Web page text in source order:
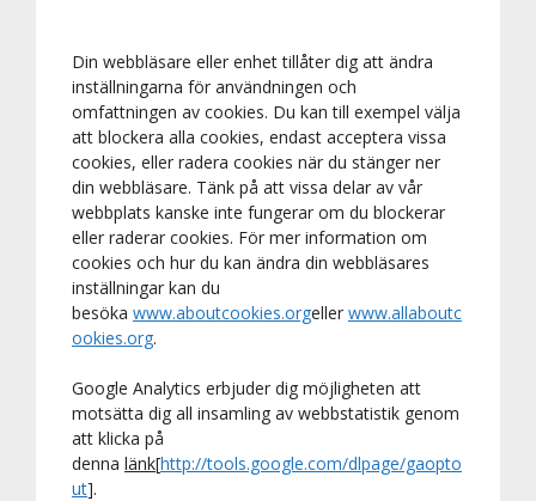
Din webbläsare eller enhet tillåter dig att ändra
inställningarna för användningen och
omfattningen av cookies. Du kan till exempel välja
att blockera alla cookies, endast acceptera vissa
cookies, eller radera cookies när du stänger ner
din webbläsare. Tänk på att vissa delar av vår
webbplats kanske inte fungerar om du blockerar
eller raderar cookies. För mer information om
cookies och hur du kan ändra din webbläsares
inställningar kan du
besöka www.aboutcookies.orgeller www.allaboutc
ookies.org.
Google Analytics erbjuder dig möjligheten att
motsätta dig all insamling av webbstatistik genom
att klicka på
denna länk[http://tools.google.com/dlpage/gaopto
ut].